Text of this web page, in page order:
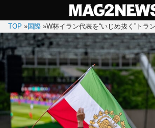
TOP »国際 »W杯イラン代表を“いじめ抜く”ト